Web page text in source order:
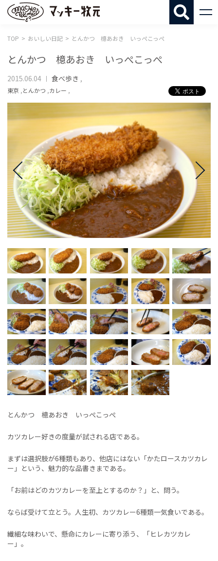
TOP おいしい日記 とんかつ 檍あおき いっぺこっぺ
とんかつ 檍あおき いっぺこっぺ
2015.06.04 食べ歩き ,
東京 ,とんかつ ,カレー ,
とんかつ 檍あおき いっぺこっぺ
カツカレー好きの度量が試される店である。
まずは選択肢が6種類もあり、他店にはない「かたロースカツカレ
ー」という、魅力的な品書きまである。
「お前はどのカツカレーを至上とするのか？」と、問う。
ならば受けて立とう。人生初、カツカレー6種類一気食いである。
繊細な味わいで、懸命にカレーに寄り添う、「ヒレカツカレ
ー」。